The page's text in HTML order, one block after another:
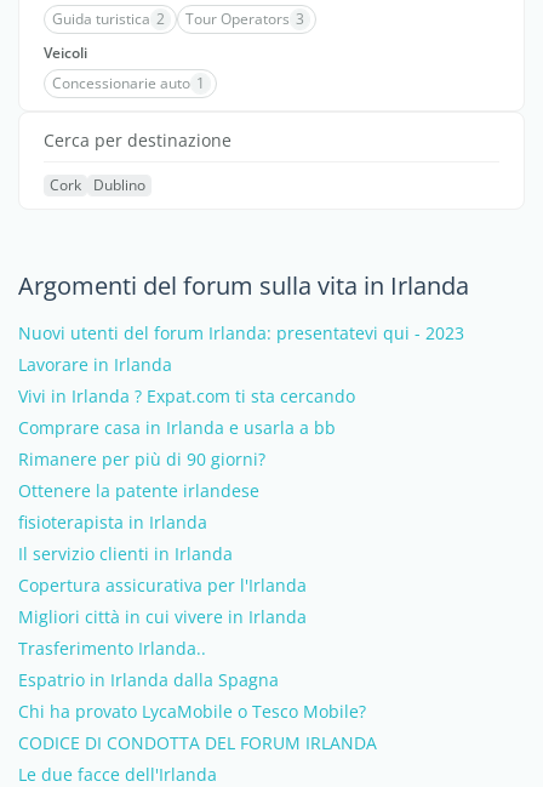
Guida turistica 2 Tour Operators 3
Veicoli
Concessionarie auto 1
Cerca per destinazione
Cork Dublino
Argomenti del forum sulla vita in Irlanda
Nuovi utenti del forum Irlanda: presentatevi qui - 2023
Lavorare in Irlanda
Vivi in Irlanda ? Expat.com ti sta cercando
Comprare casa in Irlanda e usarla a bb
Rimanere per più di 90 giorni?
Ottenere la patente irlandese
fisioterapista in Irlanda
Il servizio clienti in Irlanda
Copertura assicurativa per l'Irlanda
Migliori città in cui vivere in Irlanda
Trasferimento Irlanda..
Espatrio in Irlanda dalla Spagna
Chi ha provato LycaMobile o Tesco Mobile?
CODICE DI CONDOTTA DEL FORUM IRLANDA
Le due facce dell'Irlanda